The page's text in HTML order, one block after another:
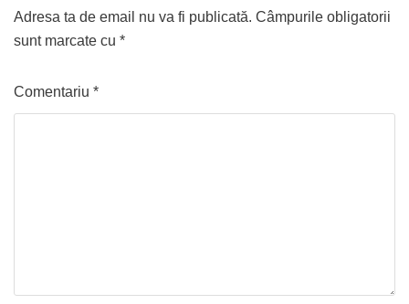
Adresa ta de email nu va fi publicată. Câmpurile obligatorii
sunt marcate cu *
Comentariu *